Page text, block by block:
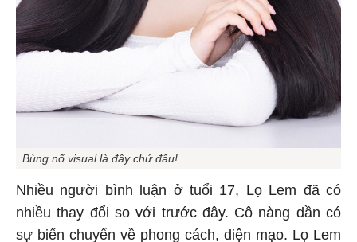
Bùng nổ visual là đây chứ đâu!
Nhiều người bình luận ở tuổi 17, Lọ Lem đã có
nhiều thay đổi so với trước đây. Cô nàng dần có
sự biến chuyển về phong cách, diện mạo. Lọ Lem